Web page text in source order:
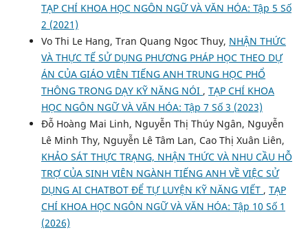
TẠP CHÍ KHOA HỌC NGÔN NGỮ VÀ VĂN HÓA: Tập 5 Số
2 (2021)
Vo Thi Le Hang, Tran Quang Ngoc Thuy, NHẬN THỨC
VÀ THỰC TẾ SỬ DỤNG PHƯƠNG PHÁP HỌC THEO DỰ
ÁN CỦA GIÁO VIÊN TIẾNG ANH TRUNG HỌC PHỔ
THÔNG TRONG DẠY KỸ NĂNG NÓI , TẠP CHÍ KHOA
HỌC NGÔN NGỮ VÀ VĂN HÓA: Tập 7 Số 3 (2023)
Đỗ Hoàng Mai Linh, Nguyễn Thị Thúy Ngân, Nguyễn
Lê Minh Thy, Nguyễn Lê Tâm Lan, Cao Thị Xuân Liên,
KHẢO SÁT THỰC TRẠNG, NHẬN THỨC VÀ NHU CẦU HỖ
TRỢ CỦA SINH VIÊN NGÀNH TIẾNG ANH VỀ VIỆC SỬ
DỤNG AI CHATBOT ĐỂ TỰ LUYỆN KỸ NĂNG VIẾT , TẠP
CHÍ KHOA HỌC NGÔN NGỮ VÀ VĂN HÓA: Tập 10 Số 1
(2026)